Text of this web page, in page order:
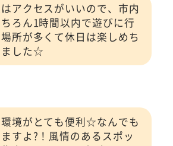
アクセスがいいので、市内
ろん1時間以内で遊びに行
所が多くて休日は楽しめち
ました☆
境がとても便利☆なんでも
すよ?！風情のあるスポッ